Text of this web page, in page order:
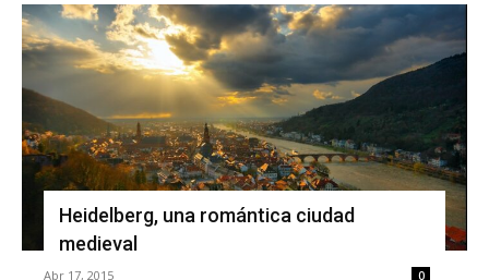
Heidelberg, una romántica ciudad
medieval
Abr 17, 2015 0